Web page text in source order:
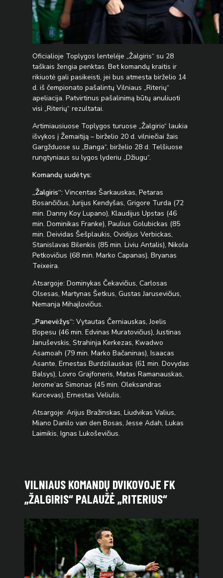
Oficialioje Toplygos lentelėje „Žalgiris“ su 28
taškais žengia penktas. Bet komandų kraitis ir
rikiuotė gali pasikeisti, jei bus atmesta birželio 14
d. iš čempionato pašalintų Vilniaus „Riterių“
apeliacija. Patvirtinus pašalinimą būtų anuliuoti
visi „Riterių“ rezultatai.
Artimiausiuose Toplygos turuose „Žalgirio“ laukia
išvykos į Žemaitiją – birželio 20 d. vilniečiai žais
Gargžduose su „Banga“, birželio 28 d. Telšiuose
rungtyniaus su lygos lyderiu „Džiugu“.
Komandų sudėtys:
„Žalgiris“:Vincentas Šarkauskas, Petaras
Bosančičius, Jurijus Kendyšas, Grigore Turda (72
min. Danny Koy Lupano), Klaudijus Upstas (46
min. Dominikas Franke), Paulius Golubickas (85
min. Deividas Šešplaukis, Ovidijus Verbickas,
Stanislavas Bilenkis (85 min. Liviu Antalis), Nikola
Petkovičius (68 min. Marko Capanas), Bryanas
Teixeira.
Atsargoje: Dominykas Čekavičius, Carlosas
Olsesas, Martynas Šetkus, Gustas Jarusevičius,
Nemanja Mihajlovičius.
„Panevėžys“:Vytautas Černiauskas, Joelis
Bopesu (46 min. Edvinas Muratovičius), Justinas
Januševskis, Strahinja Kerkezas, Kwadwo
Asamoah (79 min. Marko Bačaninas), Isaacas
Asante, Ernestas Burdzilauskas (61 min. Dovydas
Balsys), Lovro Grajfoneris, Matas Ramanauskas,
Jerome‘as Simonas (45 min. Oleksandras
Kurcevas), Ernestas Veliulis.
Atsargoje: Arijus Bražinskas, Liudvikas Valius,
Miano Danilo van den Bosas, Jesse Adah, Lukas
Laimikis, Ignas Lukoševičius.
VILNIAUS KOMANDŲ DVIKOVOJE FK
„ŽALGIRIS“ PALAUŽĖ „RITERIUS“